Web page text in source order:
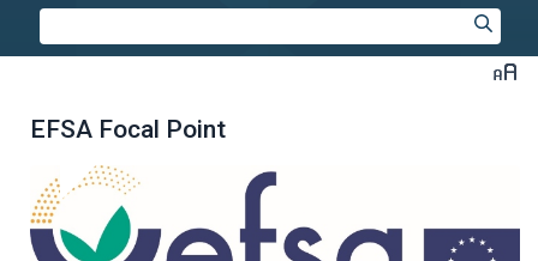
EFSA Focal Point